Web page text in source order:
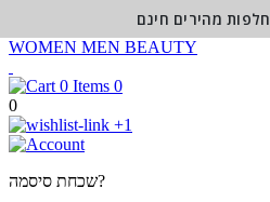
WOMEN MEN BEAUTY
0
0
+1
שכחת סיסמה?
מהירים חינם